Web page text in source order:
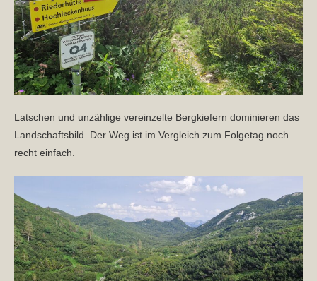
Latschen und unzählige vereinzelte Bergkiefern dominieren das
Landschaftsbild. Der Weg ist im Vergleich zum Folgetag noch
recht einfach.